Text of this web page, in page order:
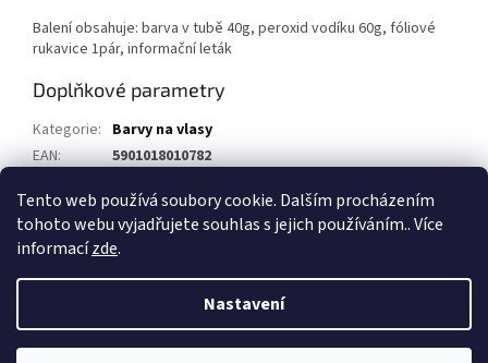
Tento web používá soubory cookie. Dalším procházením
tohoto webu vyjadřujete souhlas s jejich používáním.. Více
informacízde.
Nastavení
Balení obsahuje: barva v tubě 40g, peroxid vodíku 60g, fóliové
rukavice 1pár, informační leták
Doplňkové parametry
Kategorie: Barvy na vlasy
EAN:
5901018010782
Copyright 20261kosmetika.cz. Všechna práva vyhrazena.Upravit